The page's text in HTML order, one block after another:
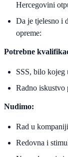
Hercegovini
Da je tjelesno i
opreme:
Potrebne
SSS, bilo kojeg
Radno iskustvo
Nudimo:
Rad u
Redovna i